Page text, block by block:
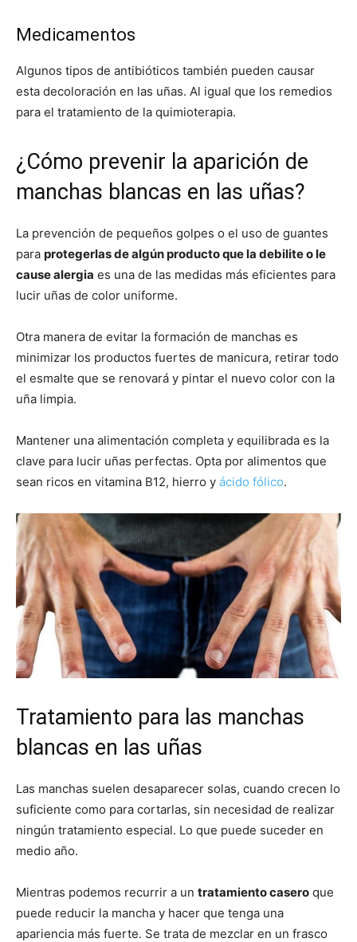
Medicamentos
Algunos tipos de antibióticos también pueden causar
esta decoloración en las uñas. Al igual que los remedios
para el tratamiento de la quimioterapia.
¿Cómo prevenir la aparición de
manchas blancas en las uñas?
La prevención de pequeños golpes o el uso de guantes
para protegerlas de algún producto que la debilite o le
cause alergia es una de las medidas más eficientes para
lucir uñas de color uniforme.
Otra manera de evitar la formación de manchas es
minimizar los productos fuertes de manicura, retirar todo
el esmalte que se renovará y pintar el nuevo color con la
uña limpia.
Mantener una alimentación completa y equilibrada es la
clave para lucir uñas perfectas. Opta por alimentos que
sean ricos en vitamina B12, hierro y ácido fólico.
Tratamiento para las manchas
blancas en las uñas
Las manchas suelen desaparecer solas, cuando crecen lo
suficiente como para cortarlas, sin necesidad de realizar
ningún tratamiento especial. Lo que puede suceder en
medio año.
Mientras podemos recurrir a un tratamiento casero que
puede reducir la mancha y hacer que tenga una
apariencia más fuerte. Se trata de mezclar en un frasco